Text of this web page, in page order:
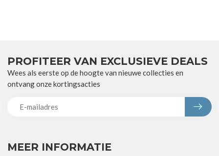
MEER INFORMATIE
PROFITEER VAN EXCLUSIEVE DEALS
Wees als eerste op de hoogte van nieuwe collecties en
ontvang onze kortingsacties